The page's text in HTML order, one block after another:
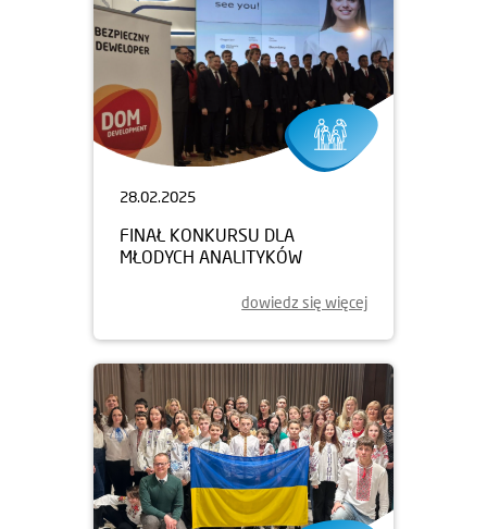
28.02.2025
FINAŁ KONKURSU DLA
MŁODYCH ANALITYKÓW
dowiedz się więcej